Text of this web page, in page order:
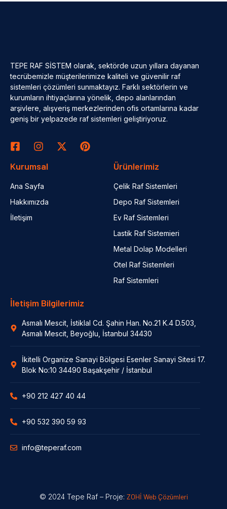
TEPE RAF SİSTEM olarak, sektörde uzun yıllara dayanan
tecrübemizle müşterilerimize kaliteli ve güvenilir raf
sistemleri çözümleri sunmaktayız. Farklı sektörlerin ve
kurumların ihtiyaçlarına yönelik, depo alanlarından
arşivlere, alışveriş merkezlerinden ofis ortamlarına kadar
geniş bir yelpazede raf sistemleri geliştiriyoruz.
Kurumsal
Ana Sayfa
Hakkımızda
İletişim
Ürünlerimiz
Çelik Raf Sistemleri
Depo Raf Sistemleri
Ev Raf Sistemleri
Lastik Raf Sistemieri
Metal Dolap Modelleri
Otel Raf Sistemleri
Raf Sistemleri
İletişim Bilgilerimiz
Asmalı Mescit, İstiklal Cd. Şahin Han. No.21 K.4 D.503,
Asmalı Mescit, Beyoğlu, İstanbul 34430
İkitelli Organize Sanayi Bölgesi Esenler Sanayi Sitesi 17.
Blok No:10 34490 Başakşehir / İstanbul
+90 212 427 40 44
+90 532 390 59 93
info@teperaf.com
© 2024 Tepe Raf – Proje: ZOHİ Web Çözümleri